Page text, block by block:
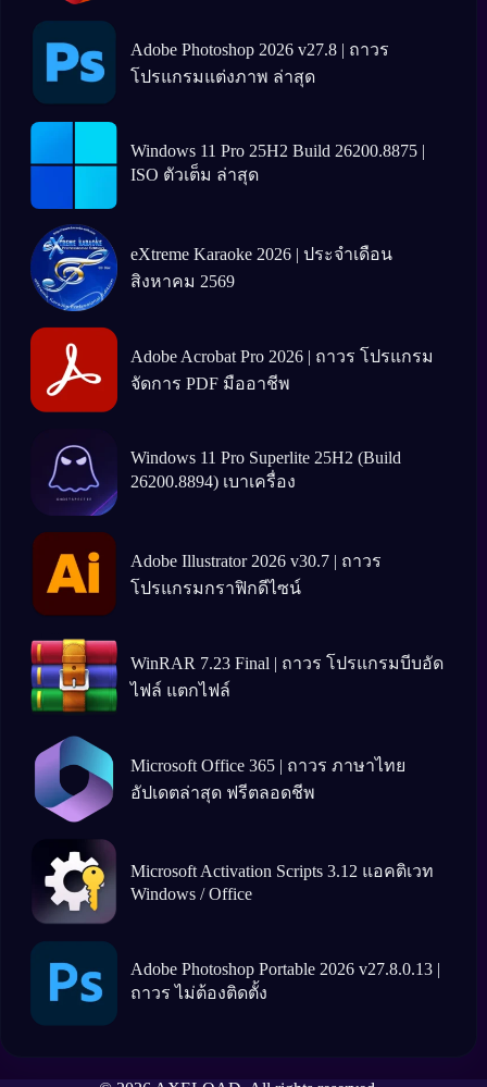
Adobe Photoshop 2026 v27.8 | ถาวร
โปรแกรมแต่งภาพ ล่าสุด
Windows 11 Pro 25H2 Build 26200.8875 |
ISO ตัวเต็ม ล่าสุด
eXtreme Karaoke 2026 | ประจำเดือน
สิงหาคม 2569
Adobe Acrobat Pro 2026 | ถาวร โปรแกรม
จัดการ PDF มืออาชีพ
Windows 11 Pro Superlite 25H2 (Build
26200.8894) เบาเครื่อง
Adobe Illustrator 2026 v30.7 | ถาวร
โปรแกรมกราฟิกดีไซน์
WinRAR 7.23 Final | ถาวร โปรแกรมบีบอัด
ไฟล์ แตกไฟล์
Microsoft Office 365 | ถาวร ภาษาไทย
อัปเดตล่าสุด ฟรีตลอดชีพ
Microsoft Activation Scripts 3.12 แอคติเวท
Windows / Office
Adobe Photoshop Portable 2026 v27.8.0.13 |
ถาวร ไม่ต้องติดตั้ง